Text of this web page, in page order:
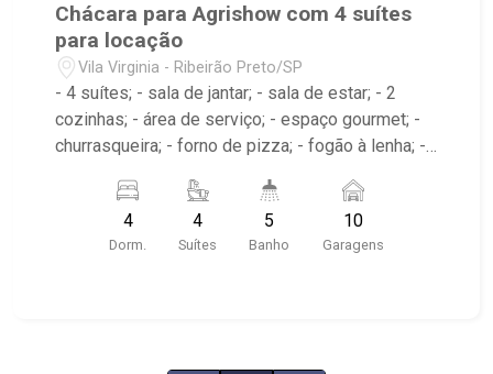
Chácara para Agrishow com 4 suítes
para locação
Vila Virginia - Ribeirão Preto/SP
- 4 suítes; - sala de jantar; - sala de estar; - 2
cozinhas; - área de serviço; - espaço gourmet; -
churrasqueira; - forno de pizza; - fogão à lenha; -
Centro Hípico Guega, Planta Viva, Quinta da Boa
4
Dorm.
4
Suítes
5
Banho
10
Garagens